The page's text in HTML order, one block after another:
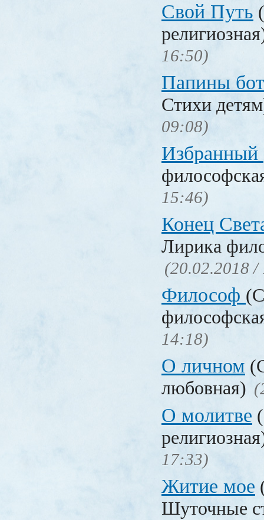
Свой Путь
16:50)
Папины
Стихи
09:08)
Избранный
15:46)
Конец
Лирика
(20.02.2018 /
Философ
14:18)
О личном
любовная)
О молитве
17:33)
Житие мое
Шуточные